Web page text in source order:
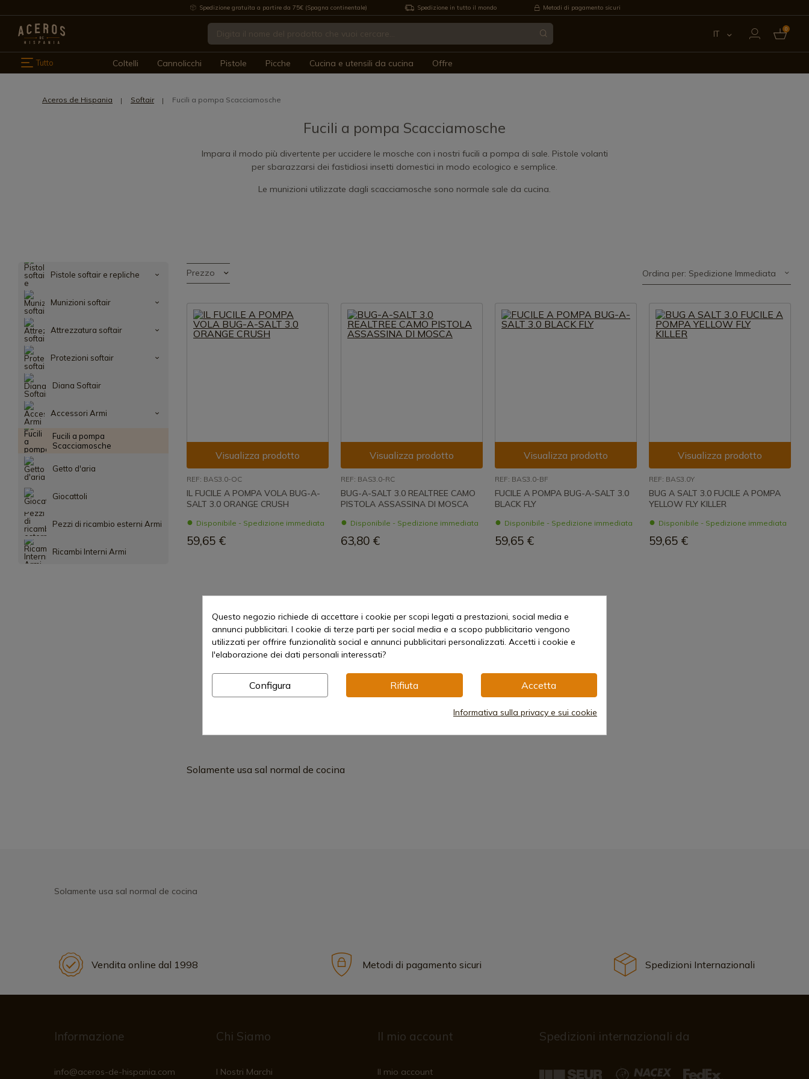
Spedizione gratuita a partire da 75€ (Spagna continentale) Spedizione in tutto il mondo Metodi di pagamento sicuri
IT 0
Tutto Coltelli Cannolicchi Pistole Picche Cucina e utensili da cucina Offre
Aceros de Hispania Softair Fucili a pompa Scacciamosche
Fucili a pompa Scacciamosche
Impara il modo più divertente per uccidere le mosche con i nostri fucili a pompa di sale. Pistole volanti
per sbarazzarsi dei fastidiosi insetti domestici in modo ecologico e semplice.
Le munizioni utilizzate dagli scacciamosche sono normale sale da cucina.
Solamente usa sal normal de cocina
Pistole softair e repliche
Munizioni softair
Attrezzatura softair
Protezioni softair
Diana Softair
Accessori Armi
Fucili a pompa
Scacciamosche
Getto d'aria
Giocattoli
Pezzi di ricambio esterni Armi
Ricambi Interni Armi
Prezzo Ordina per: Spedizione Immediata
Visualizza prodotto
REF: BAS3.0-OC
IL FUCILE A POMPA VOLA BUG-A-
SALT 3.0 ORANGE CRUSH
Disponibile - Spedizione immediata
59,65 €
Visualizza prodotto
REF: BAS3.0-RC
BUG-A-SALT 3.0 REALTREE CAMO
PISTOLA ASSASSINA DI MOSCA
Disponibile - Spedizione immediata
63,80 €
Visualizza prodotto
REF: BAS3.0-BF
FUCILE A POMPA BUG-A-SALT 3.0
BLACK FLY
Disponibile - Spedizione immediata
59,65 €
Visualizza prodotto
REF: BAS3.0Y
BUG A SALT 3.0 FUCILE A POMPA
YELLOW FLY KILLER
Disponibile - Spedizione immediata
59,65 €
1
Solamente usa sal normal de cocina
Vendita online dal 1998 Metodi di pagamento sicuri Spedizioni Internazionali
Informazione
info@aceros-de-hispania.com
Chi Siamo
I Nostri Marchi
Il mio account
Il mio account
Spedizioni internazionali da
Questo negozio richiede di accettare i cookie per scopi legati a prestazioni, social media e
annunci pubblicitari. I cookie di terze parti per social media e a scopo pubblicitario vengono
utilizzati per offrire funzionalità social e annunci pubblicitari personalizzati. Accetti i cookie e
l'elaborazione dei dati personali interessati?
Configura Rifiuta Accetta
Informativa sulla privacy e sui cookie